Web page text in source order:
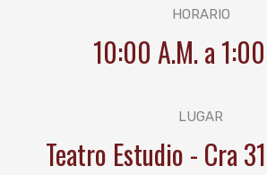
HORARIO
10:00 A.M. a
LUGAR
Teatro Estudio - Cra